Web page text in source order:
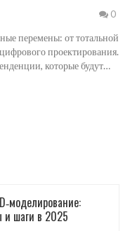
0
перемены: от тотальной
проектирования.
которые будут
рабочих. Узнаете о
и шаги в 2025